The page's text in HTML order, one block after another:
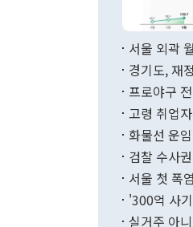
서울 외곽
경기도, 재
프로야구
고령 취업
화물선 운
검찰 수사
서울 첫 폭
'300억 사
실거주 아